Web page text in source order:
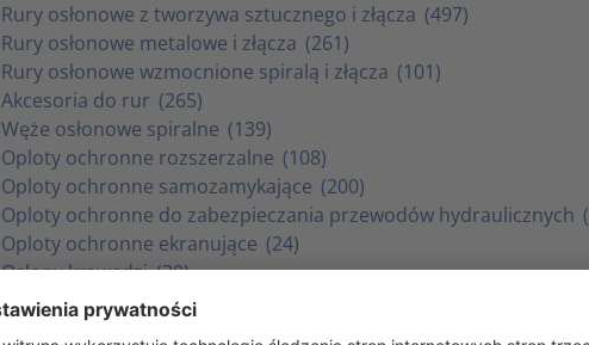
Rury osłonowe z tworzywa sztucznego i złącza (497)
Rury osłonowe metalowe i złącza (261)
Rury osłonowe wzmocnione spiralą i złącza (101)
Akcesoria do rur (265)
Węże osłonowe spiralne (139)
Oploty ochronne rozszerzalne (108)
Oploty ochronne samozamykające (200)
Oploty ochronne do zabezpieczania przewodów hydraulicznych
Oploty ochronne ekranujące (24)
Osłony krawędzi(30)
Tulejki, przelotki, odgiętki
Kanały kablowe i akcesoria